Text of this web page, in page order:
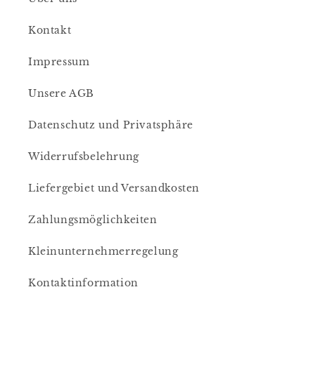
Kontakt
Impressum
Unsere AGB
Datenschutz und Privatsphäre
Widerrufsbelehrung
Liefergebiet und Versandkosten
Zahlungsmöglichkeiten
Kleinunternehmerregelung
Kontaktinformation